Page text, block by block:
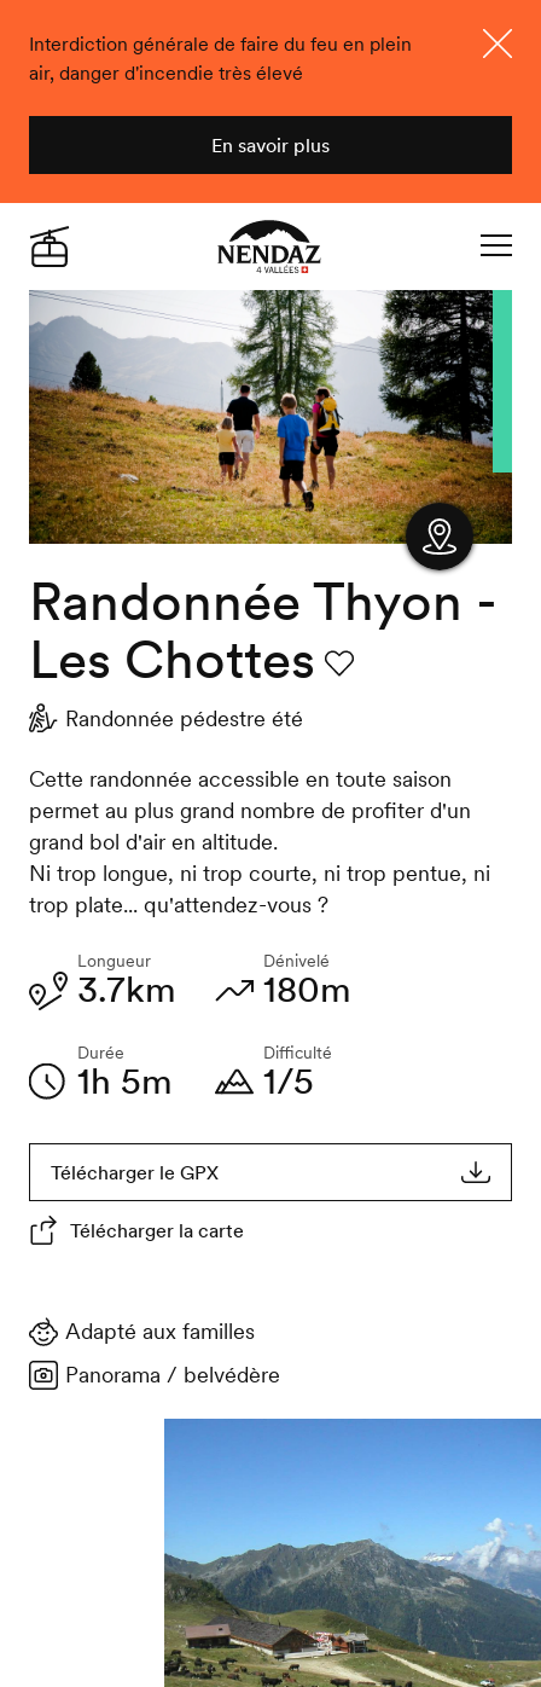
Interdiction générale de faire du feu en plein
air, danger d'incendie très élevé
En savoir plus
Nendaz
Live
Afficher
Randonnée Thyon -
Les Chottes
Randonnée pédestre été
Cette randonnée accessible en toute saison
permet au plus grand nombre de profiter d'un
grand bol d'air en altitude.
Ni trop longue, ni trop courte, ni trop pentue, ni
trop plate... qu'attendez-vous ?
Longueur
3.7km
Durée
1h 5m
Dénivelé
180m
Difficulté
1/5
Télécharger le GPX
Télécharger la carte
Adapté aux familles
Panorama / belvédère